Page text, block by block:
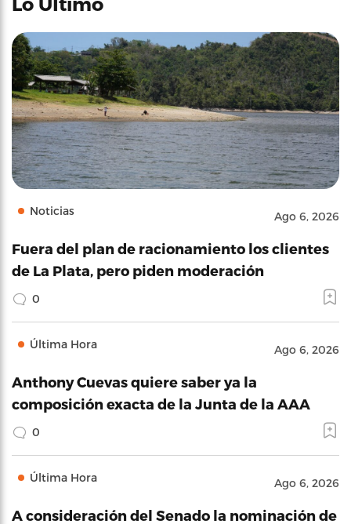
Noticias Ago 6, 2026
Fuera del plan de racionamiento los clientes
de La Plata, pero piden moderación
0
Última Hora Ago 6, 2026
Anthony Cuevas quiere saber ya la
composición exacta de la Junta de la AAA
0
Última Hora Ago 6, 2026
A consideración del Senado la nominación de